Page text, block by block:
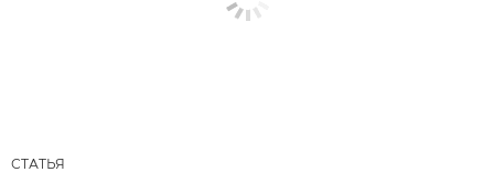
СТАТЬЯ